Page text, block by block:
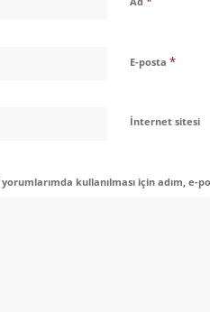
E-posta *
İnternet sitesi
kullanılması için adım,